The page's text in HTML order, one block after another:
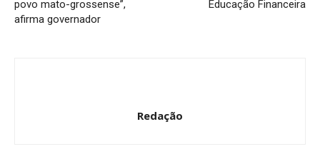
povo mato-grossense”,
afirma governador
Educação Financeira
Redação